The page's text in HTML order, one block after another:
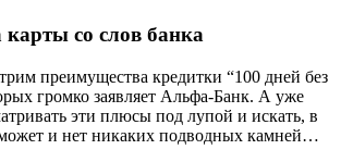
со слов банка
преимущества кредитки “100 дней без
громко заявляет Альфа-Банк. А уже
эти плюсы под лупой и искать, в
и нет никаких подводных камней…